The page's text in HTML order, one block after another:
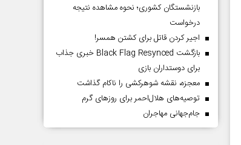
بازنشستگان کشوری؛ نحوه مشاهده نتیجه
درخواست
اجیر کردن قاتل برای کشتن همسر!
بازگشت Black Flag Resynced خبری جذاب
برای دوستداران بازی
معجزه، نقشه شوهرکشی را ناکام گذاشت
توصیه‌های هلال‌احمر برای روز‌های گرم
جام‌جهانی مهاجران